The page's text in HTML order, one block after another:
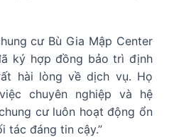
cư Bù Gia Mập Center
ký hợp đồng bảo trì định
hài lòng về dịch vụ. Họ
chuyên nghiệp và hệ
cư luôn hoạt động ổn
tác đáng tin cậy.”